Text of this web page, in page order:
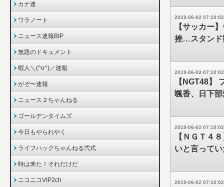
2019-06-02 07:10:02
【サッカー
挫…スタンド
2019-06-02 07:10:02
【NGT48】
颯香、日下
2019-06-02 07:10:02
【ＮＧＴ４
いと言って
2019-06-02 07:10:02
カナ速
ワラノート
ニュース速報BIP
無題のドキュメント
暇人＼(^o^)／速報
がぞ〜速報
ニュース２ちゃんねる
ゴールデンタイムズ
今日もやられやく
ライフハックちゃんねる弐式
時は来た！それだけだ
ニコニコVIP2ch